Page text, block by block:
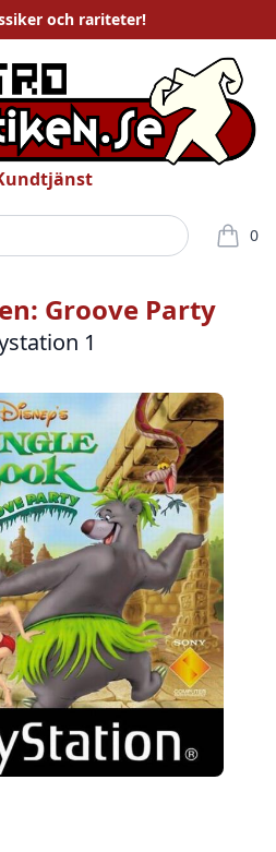
och rariteter!
0
varor i
Groove Party
1